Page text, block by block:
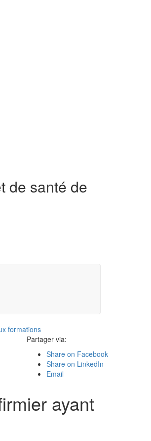
de santé de
formations
Partager via:
Share on Facebook
Share on LinkedIn
Email
ayant